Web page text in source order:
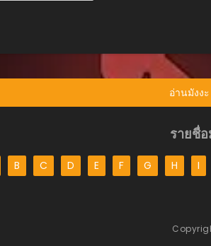
อ่านมังงะ
รายชื่
B C D E F G H I